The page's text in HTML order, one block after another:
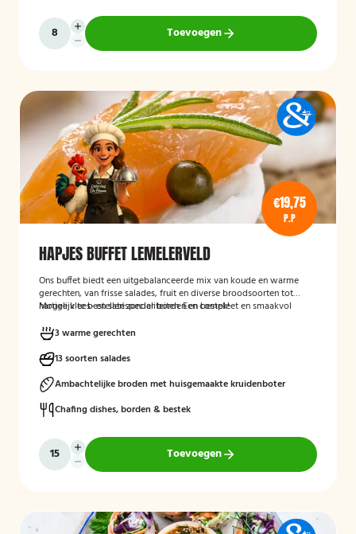
Toevoegen
€19,75
P.P
HAPJES BUFFET LEMELERVELD
Ons buffet biedt een uitgebalanceerde mix van koude en warme
gerechten, van frisse salades, fruit en diverse broodsoorten tot
hartige vlees- en satéspecialiteiten. Een compleet en smaakvol
Mogelijk te bestellen zonder borden en bestek!
3 warme gerechten
13 soorten salades
Ambachtelijke broden met huisgemaakte kruidenboter
Chafing dishes, borden & bestek
Toevoegen